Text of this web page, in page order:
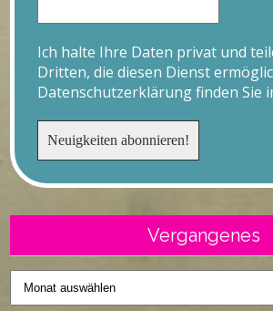
Ich halte Ihre Daten privat und
Dritten, die diesen Dienst
Datenschutzerklärung finden Sie
Vergangenes
Vergangenes